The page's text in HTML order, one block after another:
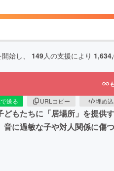
始し、 149人の支援により
送る URLコピー 埋め
もたちに「居場所」を提
に過敏な子や対人関係に